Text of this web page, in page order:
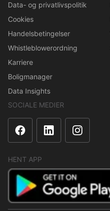
Data- og privatlivspolitik
Cookies
Handelsbetingelser
Whistleblowerordning
Karriere
Boligmanager
Data Insights
SOCIALE MEDIER
HENT APP